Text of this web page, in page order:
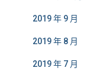
2019 年 9 月
2019 年 8 月
2019 年 7 月